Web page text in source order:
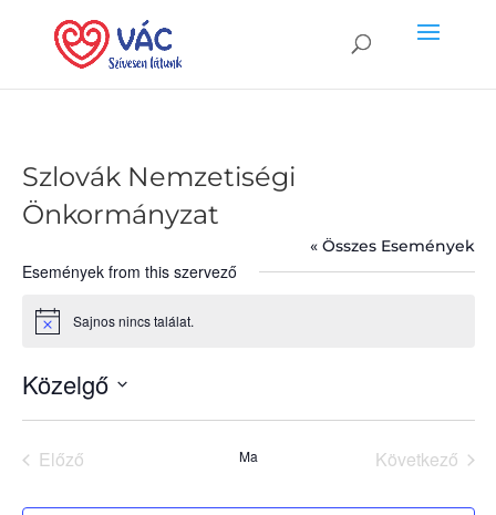
Szlovák Nemzetiségi
Önkormányzat
« Összes Események
Események from this szervező
Notice Sajnos nincs találat.
Közelgő
Előző
Ma
Következő